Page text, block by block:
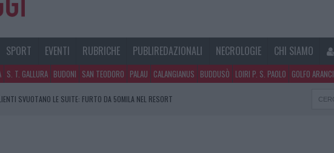
SPORT EVENTI RUBRICHE PUBLIREDAZIONALI NECROLOGIE CHI SIAMO
S. T. GALLURA BUDONI SAN TEODORO PALAU CALANGIANUS BUDDUSÒ LOIRI P. S. PAOLO GOLFO ARANCI
SVUOTANO LE SUITE: FURTO DA 50MILA NEL RESORT